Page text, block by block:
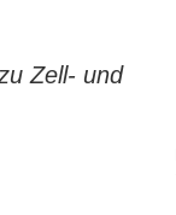
Zell- und